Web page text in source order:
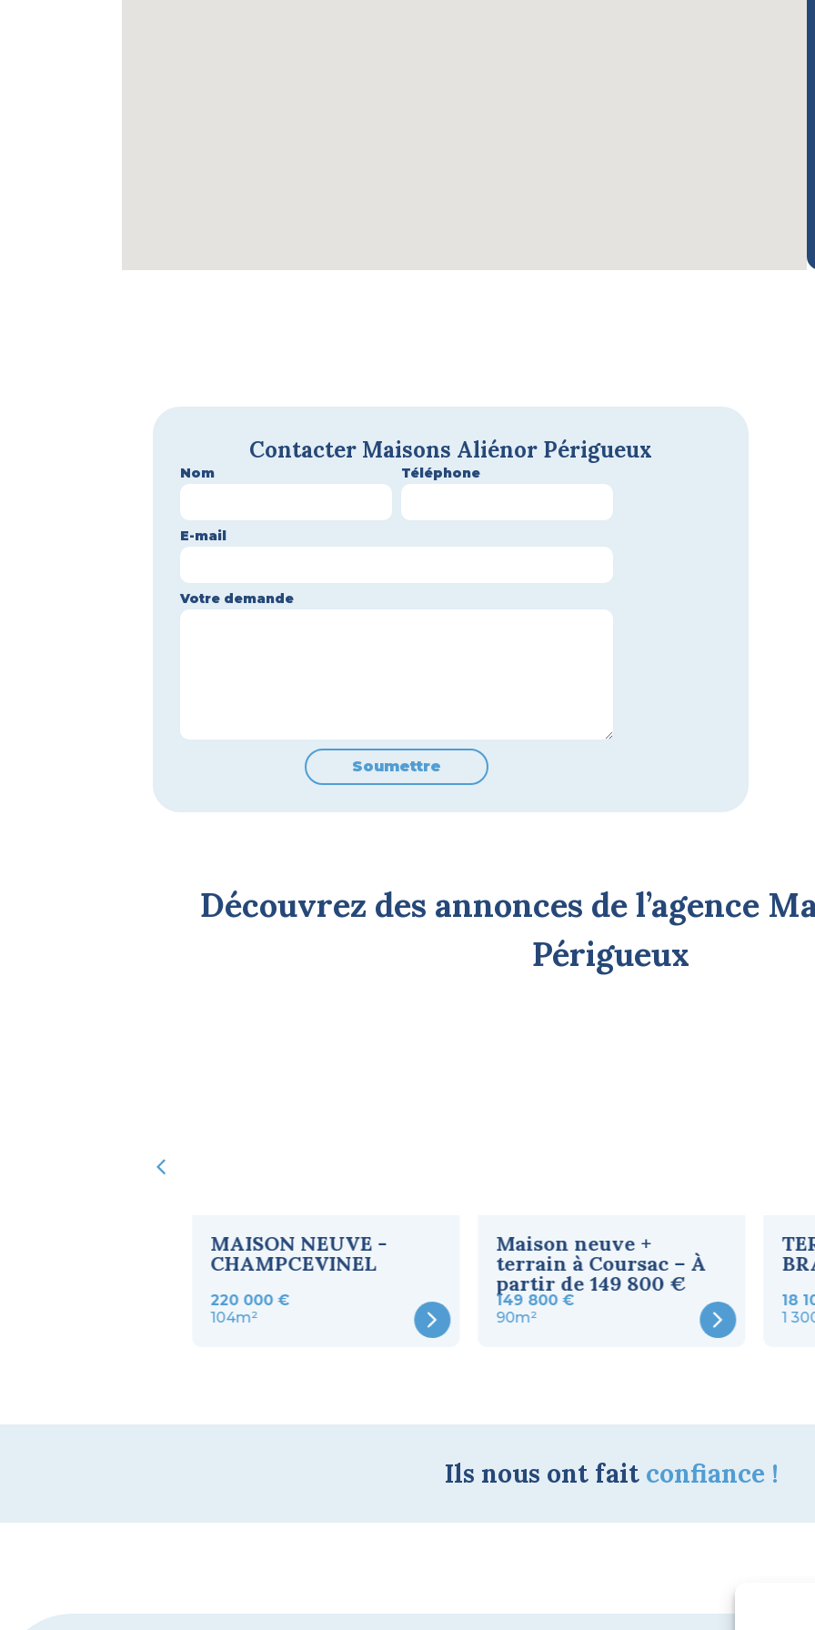
Contacter Maisons Aliénor Périgueux
Nom Téléphone
E-mail
Votre demande
Soumettre
Découvrez des annonces de l’agence
Périgueux
MAISON NEUVE -
CHAMPCEVINEL
220 000 €
104m²
Maison neuve +
terrain à Coursac – À
partir de 149 800 €
149 800 €
90m²
18
1
Ils nous ont fait confiance !